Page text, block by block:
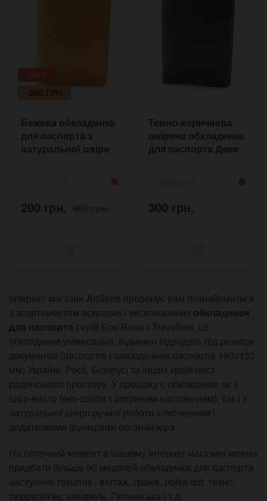
–50 %
–200 ГРН.
Бежева обкладинка
для паспорта з
натуральної шкіри
200 грн.
Темно-коричнева
шкіряна обкладинка
для паспорта Джек
300 грн.
Інтернет магазин ArtStore пропонує вам познайомиться
з асортиментом яскравих і ексклюзивних обкладинок
для паспорта серій Бон Вояж і Travellers. Ці
обкладинки унівесальні, відмінно підходять під розміри
документів (паспортів і закордонних паспортів 193х133
мм) України, Росії, Білорусі та інших країн пост-
радянського простору. У продажу є обкладинки як з
шкір-вінілу (еко-шкіри з шкіряним напиленням), так і з
натуральної шкіри ручної роботи з тисненням і
додатковими функціями органайзера.
На поточний момент в нашому інтернет магазині можна
придбати більше 90 моделей обкладинок для паспорта
наступних тематик - вінтаж, гранж, polka dot, техно,
сюрреалізм, акварель, Гапчинська і т.д.